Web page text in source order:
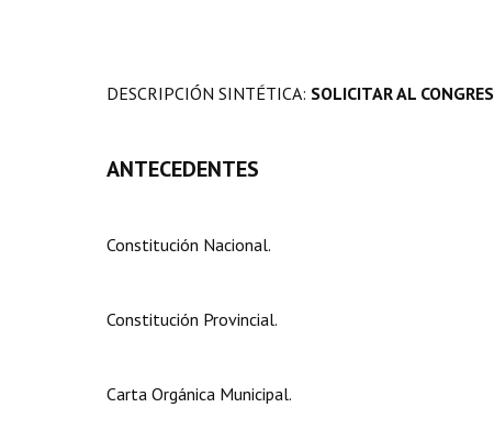
DESCRIPCIÓN SINTÉTICA: SOLICITARAL
ANTECEDENTES
Constitución Nacional.
Constitución Provincial.
Carta Orgánica Municipal.